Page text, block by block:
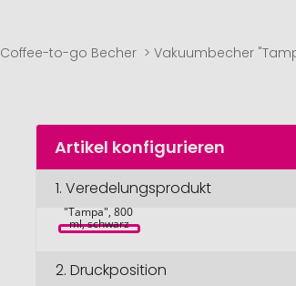
Coffee-to-go Becher Vakuumbecher
Artikel konfigurieren
1.Veredelungsprodukt
"Tampa", 800
ml, schwarz
2.Druckposition